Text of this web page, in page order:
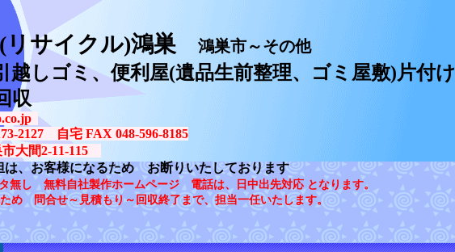
リサイクル)鴻巣 鴻巣市～その他
越しゴミ、便利屋(遺品生前整理、ゴミ屋敷)片付け
収
2127 自宅 FAX 048-596-8185
大間2-11-115
は、お客様になるため お断りいたしております
無し 無料自社製作ホームページ 電話は、日中出先対応 となります。
め 問合せ～見積もり～回収終了まで、担当一任いたします。